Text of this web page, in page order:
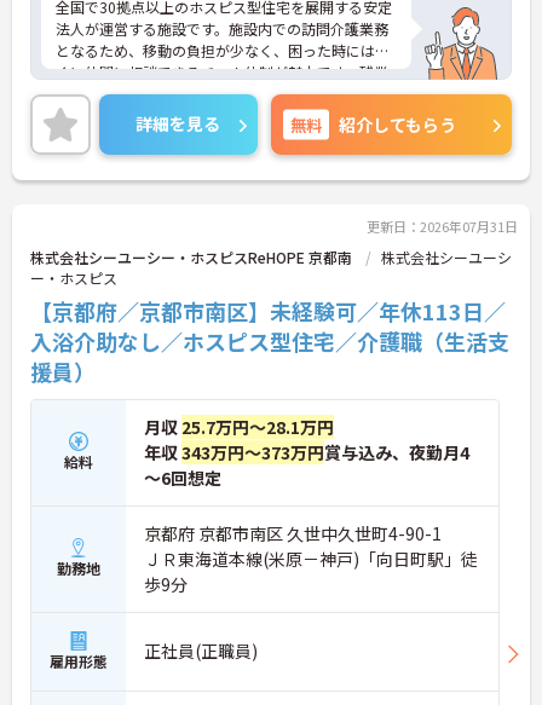
全国で30拠点以上のホスピス型住宅を展開する安定
法人が運営する施設です。施設内での訪問介護業務
となるため、移動の負担が少なく、困った時にはす
ぐに仲間に相談できるチーム体制が魅力です。残業
は全社平均残業月5時間程度と少なく、3日以上の連
続休暇で支援金が支給される独自の制度や、美容皮
膚科などの割引が受けられる福利厚生も充実してい
ます。ホスピスケアが初めてでも、充実した入社時
研修と資格取得支援制度を活用し、専門性を高めな
す。ご入居者さまの生きる喜びに寄り添いながらチ
ームで協力しながらより良いケアを提供したい方に
ぴったりの環境です。
★おすすめPOINT★
【「看取り・難病ケアのプロ」として成長できる環
境が整っています】
・がん末期・神経難病の方に特化したホスピス型住
宅ならではの専門的なスキルを、日常業務の中で習
得することができます
・入社時は先輩スタッフの同行訪問からスタートす
るため、訪問介護未経験の方も安心して業務に慣れ
ることができます
・訪問診療医と24時間連携し、チームで看取りに取
り組む体制が整っているため、「看取りのプロ」と
して他施設では得られない経験を積むことができま
す
【頑張りがしっかり給与・評価に反映される職場で
・介護福祉士手当25,000円、処遇改善手当78,000
円、賞与は年2回＋処遇改善一時金も別途支給され
詳細を見る 無料 紹介してもらう
更新日：2026年07月31日
株式会社シーユーシー・ホスピスReHOPE 京都南
株式会社シーユーシ
ー・ホスピス
【京都府／京都市南区】未経験可／年休113日／
入浴介助なし／ホスピス型住宅／介護職（生活支
援員）
給料
月収 25.7万円～28.1万円
年収343万円～373万円賞与込み、夜勤月4
～6回想定
勤務地
京都府 京都市南区 久世中久世町4-90-1
ＪＲ東海道本線(米原－神戸)「向日町駅」徒
歩9分
雇用形態 正社員(正職員)